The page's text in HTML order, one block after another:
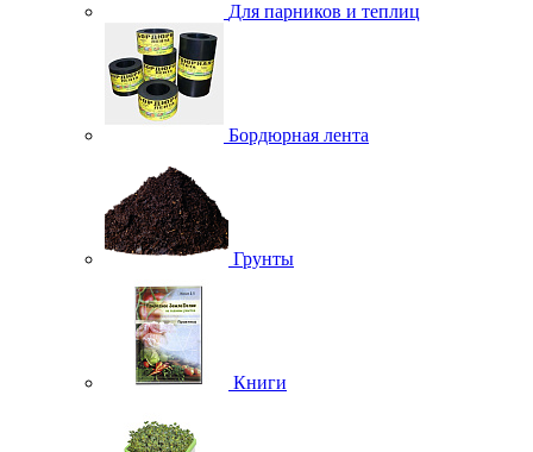
Для парников и теплиц
Бордюрная лента
Грунты
Книги